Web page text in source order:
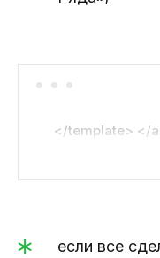
</template> </
если все